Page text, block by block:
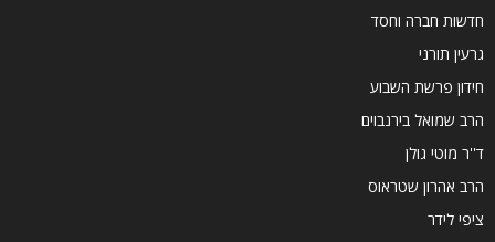
חדשות חברה וחסד
גרעין תורני
חידון פרשת השבוע
הרב שמואל בירנבוים
ד''ר מוטי גולן
הרב אהרון שטראוס
ציפי לידר